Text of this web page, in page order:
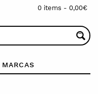
0 items - 0,00€
MARCAS